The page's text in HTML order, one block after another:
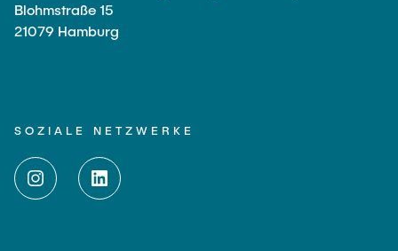
Blohmstraße 15
21079 Hamburg
SOZIALE NETZWERKE